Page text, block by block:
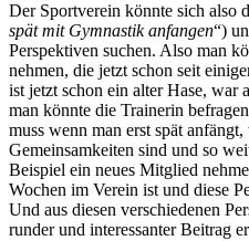
Der Sportverein könnte sich also
spät mit Gymnastik anfangen“)
Perspektiven suchen. Also man
nehmen, die jetzt schon seit
ist jetzt schon ein alter Hase, war
man könnte die Trainerin
muss wenn man erst spät
Gemeinsamkeiten sind und so
Beispiel ein neues Mitglied
Wochen im Verein ist und diese
Und aus diesen verschiedenen
runder und interessanter Beitrag